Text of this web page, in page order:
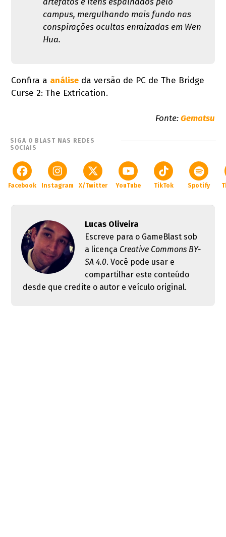
campus, mergulhando mais fundo nas
conspirações ocultas enraizadas em Wen
Hua.
Confira a análise da versão de PC de The Bridge
Curse 2: The Extrication.
Fonte:Gematsu
SIGA O BLAST NAS REDES
SOCIAIS
Facebook Instagram X/Twitter YouTube TikTok Spotify
Lucas Oliveira
Escreve para o GameBlast sob
a licença Creative Commons BY-
SA 4.0. Você pode usar e
compartilhar este conteúdo
desde que credite o autor e veículo original.